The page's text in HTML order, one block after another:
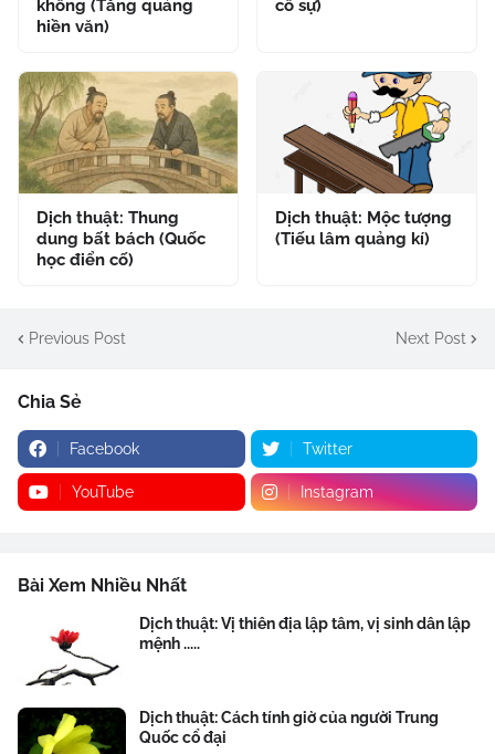
không (Tăng quảng
hiền văn)
cố sự)
Dịch thuật: Thung
dung bất bách (Quốc
học điển cố)
Dịch thuật: Mộc tượng
(Tiếu lâm quảng kí)
Previous Post Next Post
Chia Sẻ
Facebook Twitter
YouTube Instagram
Bài Xem Nhiều Nhất
Dịch thuật: Vị thiên địa lập tâm, vị sinh dân lập
mệnh .....
Dịch thuật: Cách tính giờ của người Trung
Quốc cổ đại